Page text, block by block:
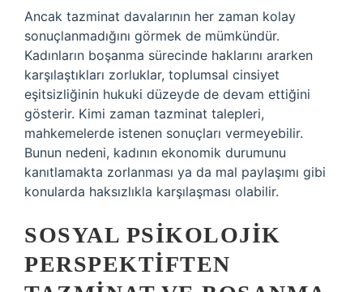
Ancak tazminat davalarının her zaman kolay
sonuçlanmadığını görmek de mümkündür.
Kadınların boşanma sürecinde haklarını ararken
karşılaştıkları zorluklar, toplumsal cinsiyet
eşitsizliğinin hukuki düzeyde de devam ettiğini
gösterir. Kimi zaman tazminat talepleri,
mahkemelerde istenen sonuçları vermeyebilir.
Bunun nedeni, kadının ekonomik durumunu
kanıtlamakta zorlanması ya da mal paylaşımı gibi
konularda haksızlıkla karşılaşması olabilir.
SOSYAL PSIKOLOJIK
PERSPEKTIFTEN